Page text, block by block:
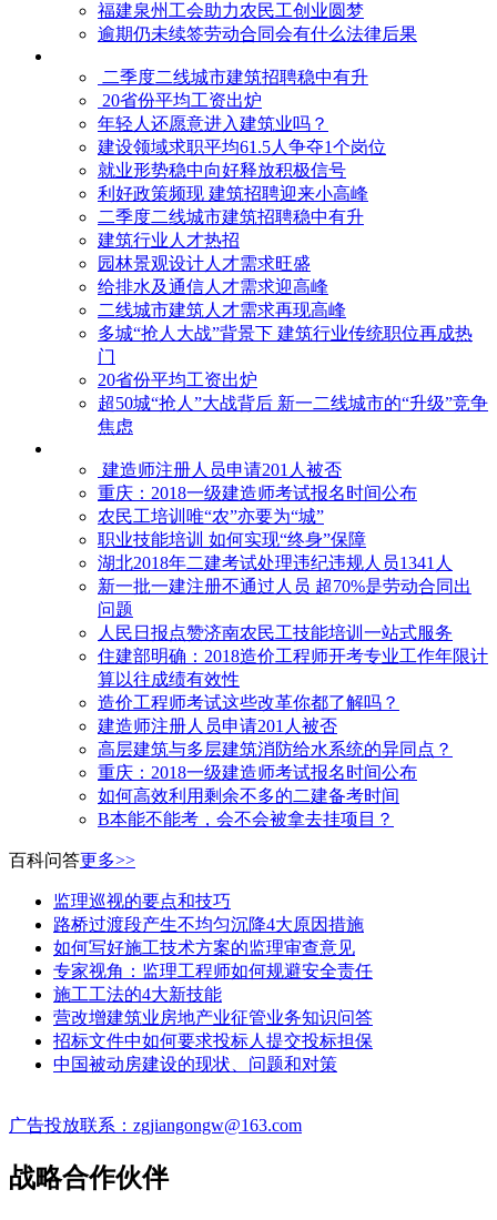
福建泉州工会助力农民工创业圆梦
逾期仍未续签劳动合同会有什么法律后果
二季度二线城市建筑招聘稳中有升
20省份平均工资出炉
年轻人还愿意进入建筑业吗？
建设领域求职平均61.5人争夺1个岗位
就业形势稳中向好释放积极信号
利好政策频现 建筑招聘迎来小高峰
二季度二线城市建筑招聘稳中有升
建筑行业人才热招
园林景观设计人才需求旺盛
给排水及通信人才需求迎高峰
二线城市建筑人才需求再现高峰
多城“抢人大战”背景下 建筑行业传统职位再成热
门
20省份平均工资出炉
超50城“抢人”大战背后 新一二线城市的“升级”竞争
焦虑
建造师注册人员申请201人被否
​重庆：2018一级建造师考试报名时间公布
农民工培训唯“农”亦要为“城”
职业技能培训 如何实现“终身”保障
湖北2018年二建考试处理违纪违规人员1341人
新一批一建注册不通过人员 超70%是劳动合同出
问题
人民日报点赞济南农民工技能培训一站式服务
住建部明确：2018造价工程师开考专业工作年限计
算以往成绩有效性
造价工程师考试这些改革你都了解吗？
建造师注册人员申请201人被否
高层建筑与多层建筑消防给水系统的异同点？
​重庆：2018一级建造师考试报名时间公布
如何高效利用剩余不多的二建备考时间
B本能不能考，会不会被拿去挂项目？
百科问答更多>>
监理巡视的要点和技巧
路桥过渡段产生不均匀沉降4大原因措施
如何写好施工技术方案的监理审查意见
专家视角：监理工程师如何规避安全责任
施工工法的4大新技能
营改增建筑业房地产业征管业务知识问答
招标文件中如何要求投标人提交投标担保
中国被动房建设的现状、问题和对策
广告投放联系：zgjiangongw@163.com
战略合作伙伴